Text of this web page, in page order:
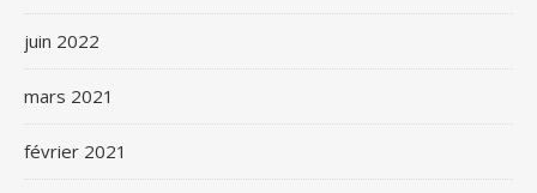
juin 2022
mars 2021
février 2021